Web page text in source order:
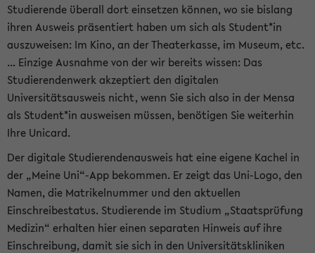
Studierende überall dort einsetzen können, wo sie bislang
ihren Ausweis präsentiert haben um sich als Student*in
auszuweisen: Im Kino, an der Theaterkasse, im Museum, etc.
... Einzige Ausnahme von der wir bereits wissen: Das
Studierendenwerk akzeptiert den digitalen
Universitätsausweis nicht, wenn Sie sich also in der Mensa
als Student*in ausweisen müssen, benötigen Sie weiterhin
Ihre Unicard.
Der digitale Studierendenausweis hat eine eigene Kachel in
der „Meine Uni“-App bekommen. Er zeigt das Uni-Logo, den
Namen, die Matrikelnummer und den aktuellen
Einschreibestatus. Studierende im Studium „Staatsprüfung
Medizin“ erhalten hier einen separaten Hinweis auf ihre
Einschreibung, damit sie sich in den Universitätskliniken